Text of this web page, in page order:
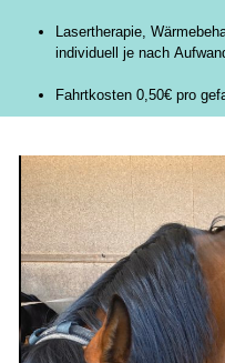
Lasertherapie,
individuell je nach
Fahrtkosten 0,50€ pro